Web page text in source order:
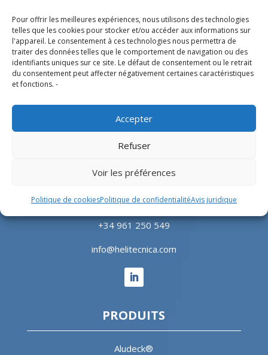
Pour offrir les meilleures expériences, nous utilisons des technologies
telles que les cookies pour stocker et/ou accéder aux informations sur
l'appareil. Le consentement à ces technologies nous permettra de
traiter des données telles que le comportement de navigation ou des
identifiants uniques sur ce site. Le défaut de consentement ou le retrait
du consentement peut affecter négativement certaines caractéristiques
et fonctions. -
Accepter
Refuser
Voir les préférences
Politique de cookiesPolitique de confidentialitéAvis juridique
Experts en conception, fabrication et fourniture
secteur hospitalier.
Parque Empresarial L’Horta Vella, Calle 4, 4, 46117
+34 961 250 549
info@helitecnica.com
PRODUITS
Aludeck®